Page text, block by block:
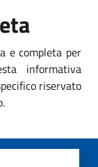
e completa per
informativa
riservato